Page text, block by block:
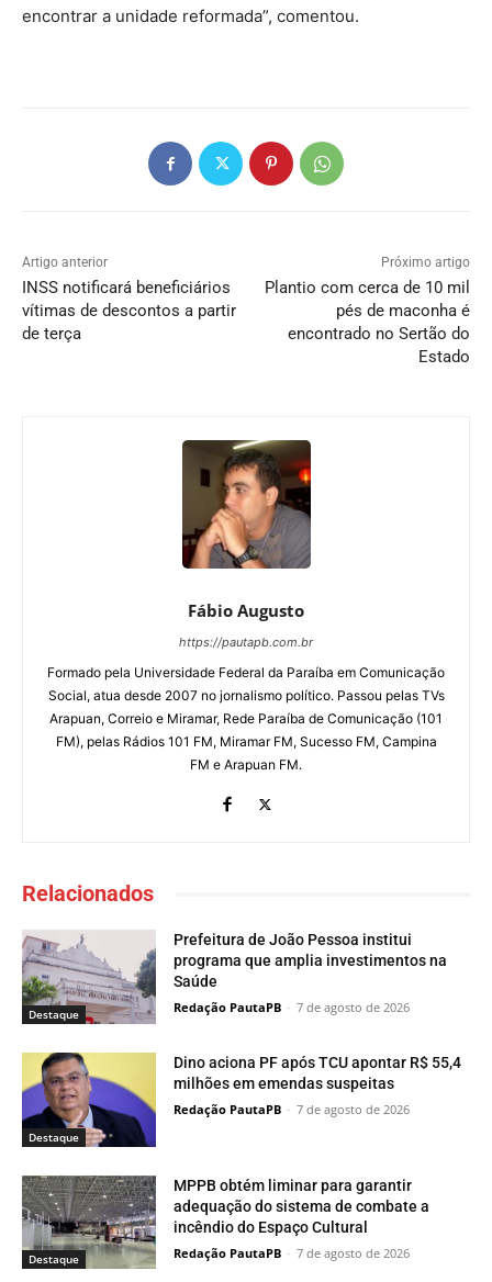
encontrar a unidade reformada”, comentou.
Artigo anterior
INSS notificará beneficiários
vítimas de descontos a partir
de terça
Próximo artigo
Plantio com cerca de 10 mil
pés de maconha é
encontrado no Sertão do
Estado
Fábio Augusto
https://pautapb.com.br
Formado pela Universidade Federal da Paraíba em Comunicação
Social, atua desde 2007 no jornalismo político. Passou pelas TVs
Arapuan, Correio e Miramar, Rede Paraíba de Comunicação (101
FM), pelas Rádios 101 FM, Miramar FM, Sucesso FM, Campina
FM e Arapuan FM.
Relacionados
Destaque
Prefeitura de João Pessoa institui
programa que amplia investimentos na
Saúde
Redação PautaPB - 7 de agosto de 2026
Destaque
Dino aciona PF após TCU apontar R$ 55,4
milhões em emendas suspeitas
Redação PautaPB - 7 de agosto de 2026
Destaque
MPPB obtém liminar para garantir
adequação do sistema de combate a
incêndio do Espaço Cultural
Redação PautaPB - 7 de agosto de 2026